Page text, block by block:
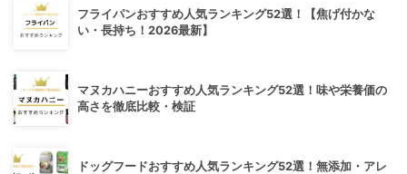
フライパンおすすめ人気ランキング52選！【焦げ付かな
い・長持ち！2026最新】
マヌカハニーおすすめ人気ランキング52選！味や栄養価の
高さを徹底比較・検証
ドッグフードおすすめ人気ランキング52選！無添加・アレ